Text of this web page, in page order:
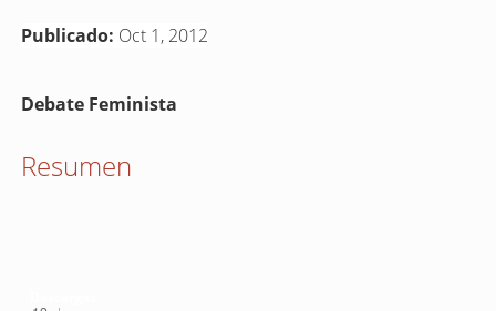
Publicado: Oct 1, 2012
Contenido
del
Debate Feminista
Resumen